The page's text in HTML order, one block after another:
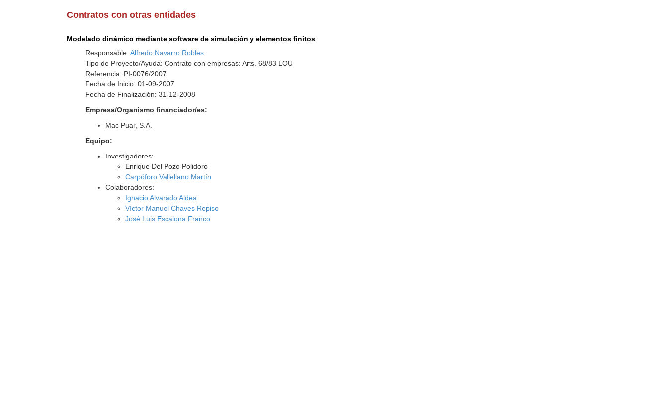
Contratos con otras entidades
Modelado dinámico mediante software de simulación y elementos finitos
Responsable:Alfredo Navarro Robles
Tipo de Proyecto/Ayuda: Contrato con empresas: Arts. 68/83 LOU
Referencia: PI-0076/2007
Fecha de Inicio: 01-09-2007
Fecha de Finalización: 31-12-2008
Empresa/Organismo financiador/es:
Mac Puar, S.A.
Equipo:
Investigadores:
Enrique Del Pozo Polidoro
Carpóforo Vallellano Martín
Colaboradores:
Ignacio Alvarado Aldea
Víctor Manuel Chaves Repiso
José Luis Escalona Franco